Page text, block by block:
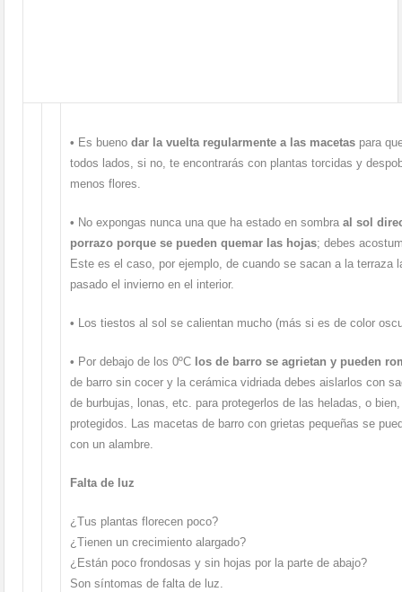
• Es buenodar la vuelta regularmente a las macetas para
todos lados, si no, te encontrarás con plantas torcidas y
menos flores.
• No expongas nunca una que ha estado en sombra al sol
porrazo porque se pueden quemar las hojas; debes
Este es el caso, por ejemplo, de cuando se sacan a la terraza
pasado el invierno en el interior.
• Los tiestos al sol se calientan mucho (más si es de color
• Por debajo de los 0ºC los de barro se agrietan y pueden
de barro sin cocer y la cerámica vidriada debes aislarlos con
de burbujas, lonas, etc. para protegerlos de las heladas, o
protegidos. Las macetas de barro con grietas pequeñas se
con un alambre.
Falta de luz
¿Tus plantas florecen poco?
¿Tienen un crecimiento alargado?
¿Están poco frondosas y sin hojas por la parte de abajo?
Son síntomas de falta de luz.